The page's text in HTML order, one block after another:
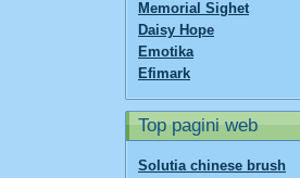
Memorial Sighet
Daisy Hope
Emotika
Efimark
Top pagini web
Solutia chinese brush